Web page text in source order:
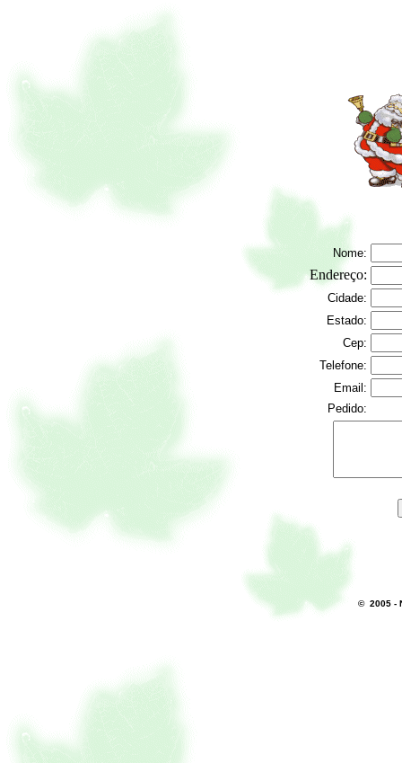
Nome:
Endereço:
Cidade:
Estado:
Cep:
Telefone:
Email:
Pedido:
© 2005 -